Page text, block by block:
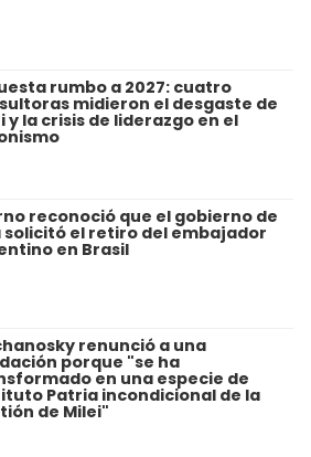
rumbo a 2027: cuatro
midieron el desgaste de
y la crisis de liderazgo en el
reconoció que el gobierno de
solicitó el retiro del embajador
en Brasil
renunció a una
porque "se ha
en una especie de
Patria incondicional de la
de Milei"